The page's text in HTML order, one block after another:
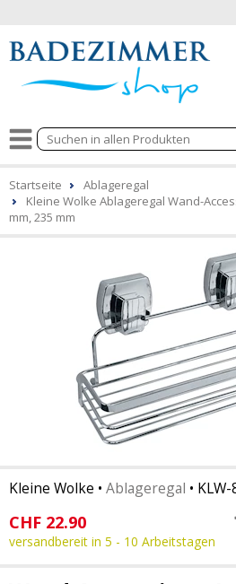
Startseite
Ablageregal
Kleine Wolke Ablageregal Wand-
mm, 235 mm
Kleine Wolke • Ablageregal •
CHF 22.90
versandbereit in 5 - 10 Arbeitstagen